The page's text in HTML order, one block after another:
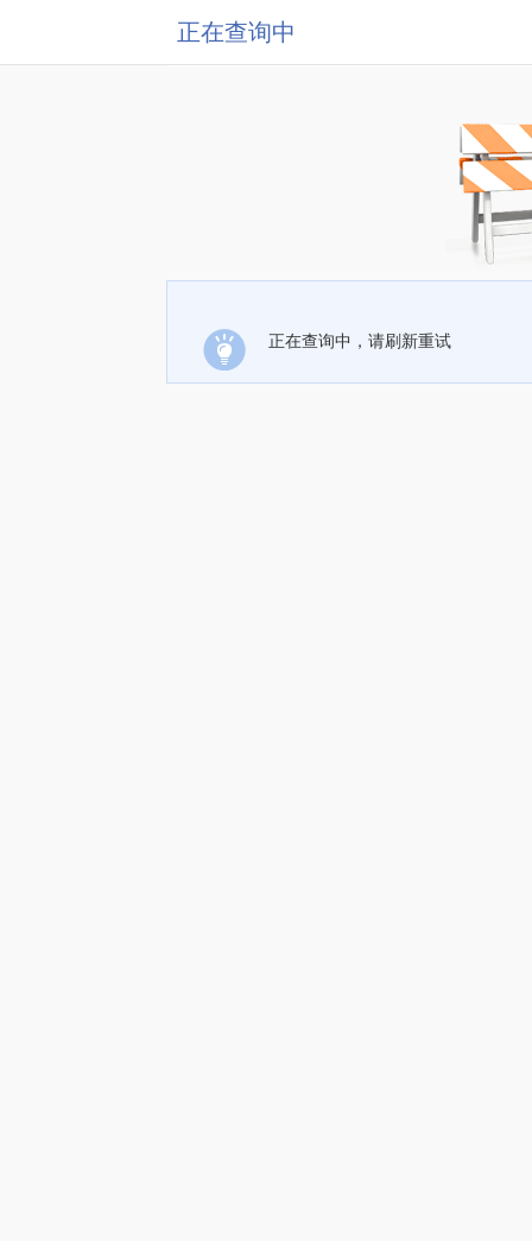
正在查询中
正在查询中，请刷新重试